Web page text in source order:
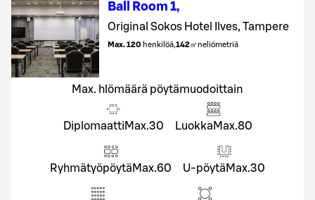
Ball Room 1,
Original Sokos Hotel Ilves, Tampere
Max. 120 henkilöä,142㎡ neliömetriä
Max. hlömäärä pöytämuodoittain
Diplomaatti Max.30 Luokka Max.80
Ryhmätyöpöytä Max.60 U-pöytä Max.30